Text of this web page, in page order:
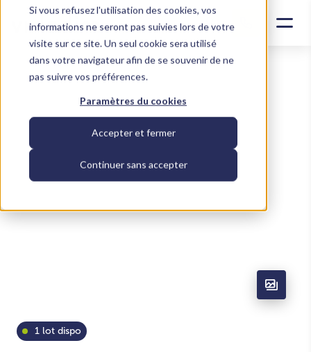
Si vous refusez l'utilisation des cookies, vos
informations ne seront pas suivies lors de votre
visite sur ce site. Un seul cookie sera utilisé
dans votre navigateur afin de se souvenir de ne
pas suivre vos préférences.
Paramètres du cookies
Accepter et fermer
Continuer sans accepter
1 lot dispo